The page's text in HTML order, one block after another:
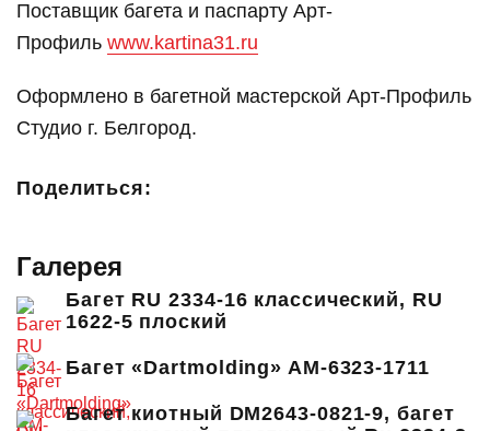
Поставщик багета и паспарту Арт-
Профиль www.kartina31.ru
Оформлено в багетной мастерской Арт-Профиль
Студио г. Белгород.
Поделиться:
Галерея
Багет RU 2334-16 классический, RU
1622-5 плоский
Багет «Dartmolding» AM-6323-1711
Багет киотный DM2643-0821-9, багет